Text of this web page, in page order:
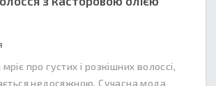
про густих і розкішних волоссі,
недосяжною. Сучасна мода